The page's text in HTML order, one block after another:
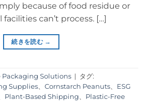
because of food residue or
can’t process. […]
続きを読む →
Packaging Solutions |
タグ:
Supplies
Cornstarch Peanuts
ESG
Plant-Based Shipping
Plastic-Free